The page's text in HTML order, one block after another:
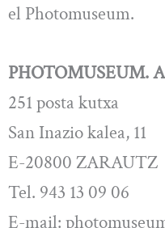
el Photomuseum.
PHOTOMUSEUM.
251 posta kutxa
San Inazio kalea, 11
E-20800 ZARAUTZ
Tel. 943 13 09 06
E-mail: